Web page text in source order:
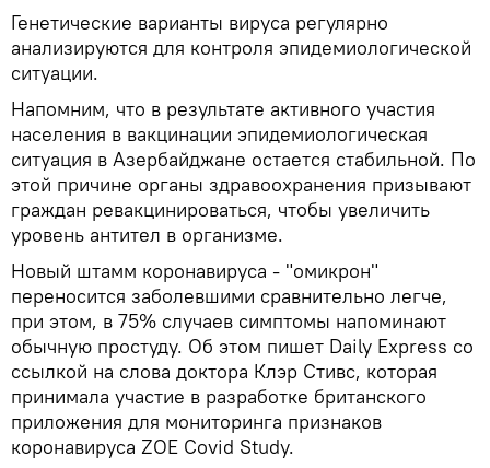
Генетические варианты вируса регулярно
анализируются для контроля эпидемиологической
ситуации.
Напомним, что в результате активного участия
населения в вакцинации эпидемиологическая
ситуация в Азербайджане остается стабильной. По
этой причине органы здравоохранения призывают
граждан ревакцинироваться, чтобы увеличить
уровень антител в организме.
Новый штамм коронавируса - "омикрон"
переносится заболевшими сравнительно легче,
при этом, в 75% случаев симптомы напоминают
обычную простуду. Об этом пишет Daily Express со
ссылкой на слова доктора Клэр Стивс, которая
принимала участие в разработке британского
приложения для мониторинга признаков
коронавируса ZOE Covid Study.